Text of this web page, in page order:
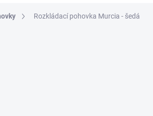
Rozkládací pohovka Murcia - šedá